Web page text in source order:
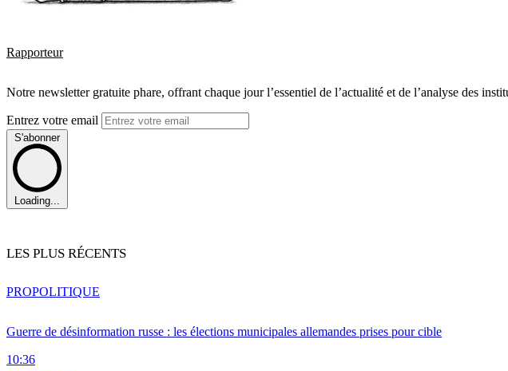
Rapporteur
Notre newsletter gratuite phare, offrant chaque jour l’essentiel de l’actualité et de l’analyse des
Entrez votre email
S'abonner
Loading...
LES PLUS RÉCENTS
Guerre de désinformation russe : les élections municipales allemandes prises pour cible
10:36
PROPOLITIQUE